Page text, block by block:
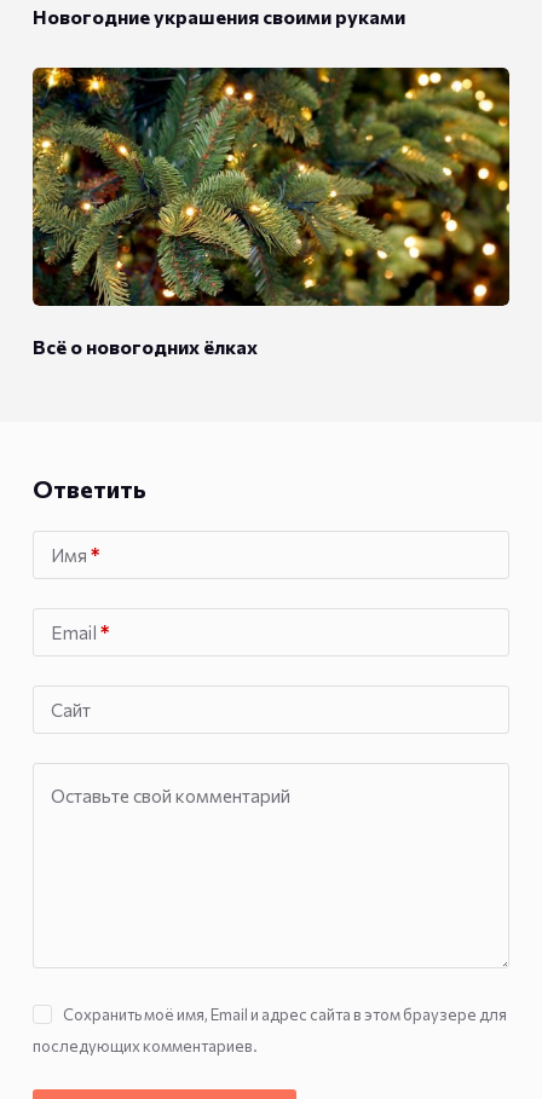
Новогодние украшения своими руками
Всё о новогодних ёлках
Ответить
Имя *
Email *
Сайт
Оставьте свой комментарий
Сохранить моё имя, Email и адрес сайта в этом браузере для
последующих комментариев.